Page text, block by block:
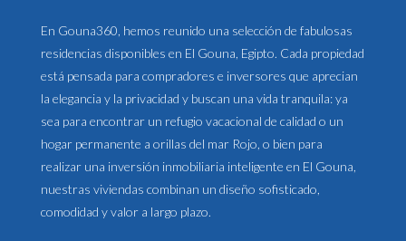
En Gouna360, hemos reunido una selección de fabulosas
residencias disponibles en El Gouna, Egipto. Cada propiedad
está pensada para compradores e inversores que aprecian
la elegancia y la privacidad y buscan una vida tranquila: ya
sea para encontrar un refugio vacacional de calidad o un
hogar permanente a orillas del mar Rojo, o bien para
realizar una inversión inmobiliaria inteligente en El Gouna,
nuestras viviendas combinan un diseño sofisticado,
comodidad y valor a largo plazo.